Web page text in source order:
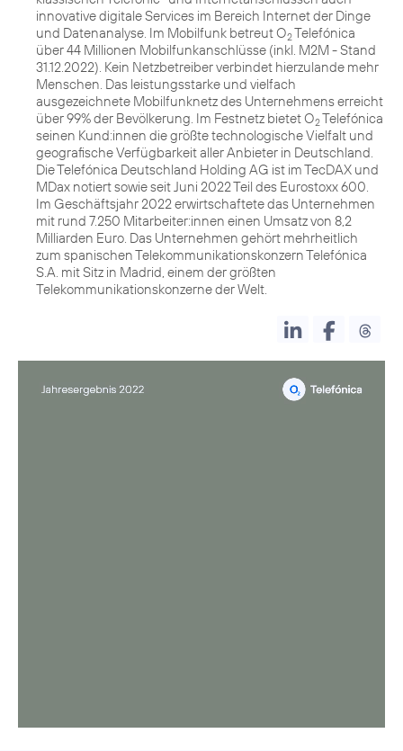
innovative digitale Services im Bereich Internet der Dinge
und Datenanalyse. Im Mobilfunk betreut O2Telefónica
über 44 Millionen Mobilfunkanschlüsse (inkl. M2M - Stand
31.12.2022). Kein Netzbetreiber verbindet hierzulande mehr
Menschen. Das leistungsstarke und vielfach
ausgezeichnete Mobilfunknetz des Unternehmens erreicht
über 99% der Bevölkerung. Im Festnetz bietet O2Telefónica
seinen Kund:innen die größte technologische Vielfalt und
geografische Verfügbarkeit aller Anbieter in Deutschland.
Die Telefónica Deutschland Holding AG ist im TecDAX und
MDax notiert sowie seit Juni 2022 Teil des Eurostoxx 600.
Im Geschäftsjahr 2022 erwirtschaftete das Unternehmen
mit rund 7.250 Mitarbeiter:innen einen Umsatz von 8,2
Milliarden Euro. Das Unternehmen gehört mehrheitlich
zum spanischen Telekommunikationskonzern Telefónica
S.A. mit Sitz in Madrid, einem der größten
Telekommunikationskonzerne der Welt.